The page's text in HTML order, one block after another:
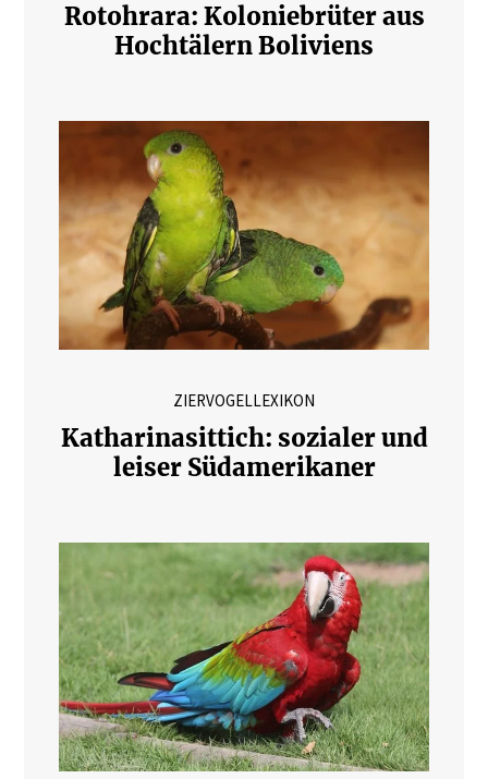
Rotohrara: Koloniebrüter aus
Hochtälern Boliviens
ZIERVOGELLEXIKON
Katharinasittich: sozialer und
leiser Südamerikaner